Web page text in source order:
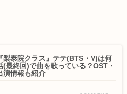
『梨泰院クラス』テテ(BTS・V)は何
(最終回)で曲を歌っている？OST・
演情報も紹介